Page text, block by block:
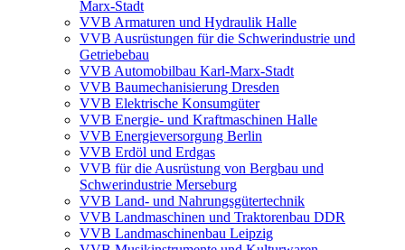
Marx-Stadt
VVB Armaturen und Hydraulik Halle
VVB Ausrüstungen für die Schwerindustrie und
Getriebebau
VVB Automobilbau Karl-Marx-Stadt
VVB Baumechanisierung Dresden
VVB Elektrische Konsumgüter
VVB Energie- und Kraftmaschinen Halle
VVB Energieversorgung Berlin
VVB Erdöl und Erdgas
VVB für die Ausrüstung von Bergbau und
Schwerindustrie Merseburg
VVB Land- und Nahrungsgütertechnik
VVB Landmaschinen und Traktorenbau DDR
VVB Landmaschinenbau Leipzig